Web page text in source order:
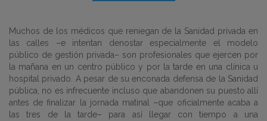
Muchos de los médicos que reniegan de la Sanidad privada en
las calles –e intentan denostar especialmente el modelo
público de gestión privada– son profesionales que ejercen por
la mañana en un centro público y por la tarde en una clínica u
hospital privado. A pesar de su enconada defensa de la Sanidad
pública, no es infrecuente incluso que abandonen su puesto allí
antes de finalizar la jornada matinal –que oficialmente acaba a
las tres de la tarde– para así llegar con tiempo a una